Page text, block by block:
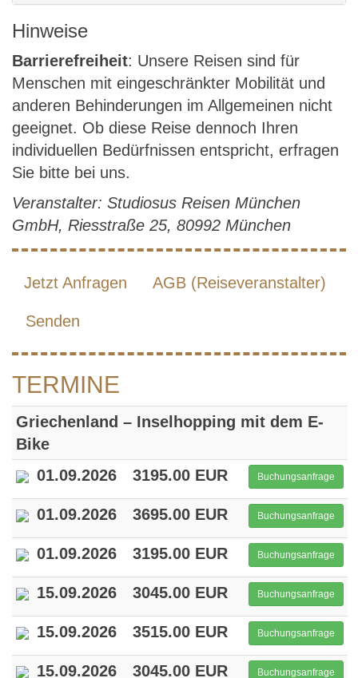
Hinweise
Barrierefreiheit: Unsere Reisen sind für
Menschen mit eingeschränkter Mobilität und
anderen Behinderungen im Allgemeinen nicht
geeignet. Ob diese Reise dennoch Ihren
individuellen Bedürfnissen entspricht, erfragen
Sie bitte bei uns.
Veranstalter: Studiosus Reisen München
GmbH, Riesstraße 25, 80992 München
Jetzt Anfragen AGB (Reiseveranstalter)
Senden
TERMINE
Griechenland – Inselhopping mit dem E-
Bike
01.09.2026
3195.00 EUR Buchungsanfrage
01.09.2026 3695.00 EUR Buchungsanfrage
01.09.2026 3195.00 EUR Buchungsanfrage
15.09.2026 3045.00 EUR Buchungsanfrage
15.09.2026 3515.00 EUR Buchungsanfrage
15.09.2026 3045.00 EUR Buchungsanfrage